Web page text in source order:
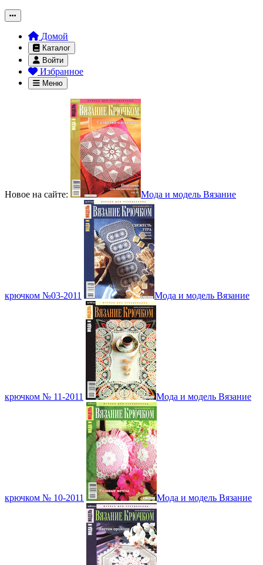
Домой
Каталог
Войти
Избранное
Меню
Новое на сайте: Мода и модель Вязание
крючком №03-2011 Мода и модель Вязание
крючком № 11-2011 Мода и модель Вязание
крючком № 10-2011 Мода и модель Вязание